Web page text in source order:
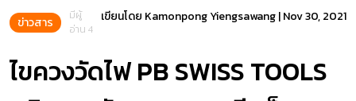
ข่าวสาร
มีผู้
อ่าน 4
เขียนโดย Kamonpong Yiengsawang|Nov 30, 2021
ไขควงวัดไฟ PB SWISS TOOLS